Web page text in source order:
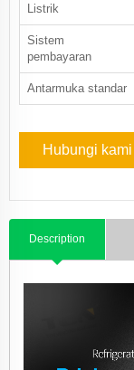
Listrik
Sistem
pembayaran
Antarmuka standar
Hubungi kami
Description